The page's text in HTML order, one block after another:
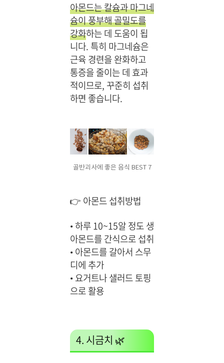
아몬드는 칼슘과 마그네
슘이 풍부해 골밀도를
강화하는 데 도움이 됩
니다. 특히 마그네슘은
근육 경련을 완화하고
통증을 줄이는 데 효과
적이므로, 꾸준히 섭취
하면 좋습니다.
골반괴사에 좋은 음식 BEST 7
👉 아몬드 섭취방법
•하루 10~15알 정도 생
아몬드를 간식으로 섭취
•아몬드를 갈아서 스무
디에 추가
•요거트나 샐러드 토핑
으로 활용
4. 시금치 🌿